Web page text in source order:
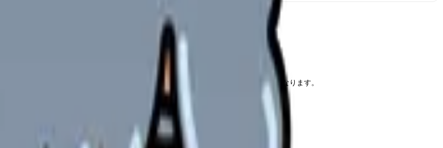
・低いのか、夜勤手当やメンタル不調の現状がどうなっているのかが分かります。
全国的にそういうものなのか」を、感覚ではなくデータで照らし合わせられるようになります。
見分けるときのチェック項目が整理できます。